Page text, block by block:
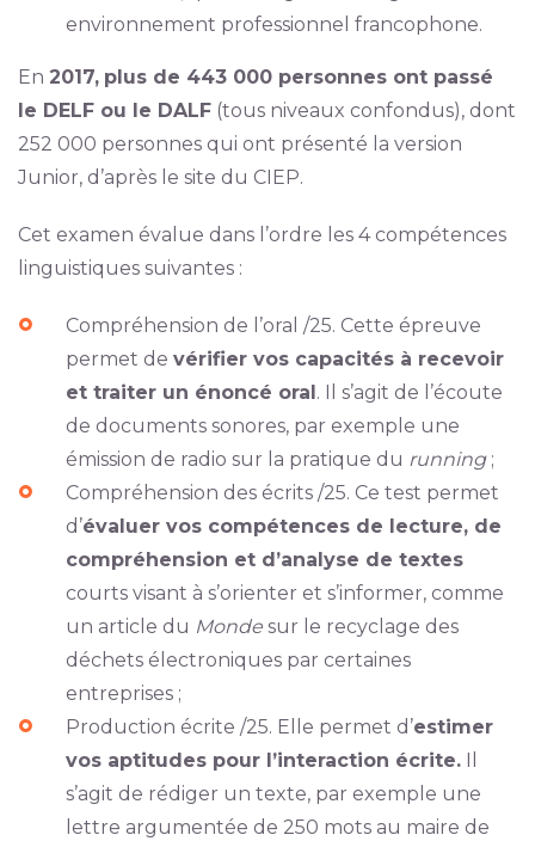
environnement professionnel francophone.
En 2017, plus de 443 000 personnes ont passé
le DELF ou le DALF(tous niveaux confondus), dont
252 000 personnes qui ont présenté la version
Junior, d’après le site du CIEP.
Cet examen évalue dans l’ordre les 4 compétences
linguistiques suivantes :
Compréhension de l’oral /25. Cette épreuve
permet de vérifier vos capacités à recevoir
et traiter un énoncé oral . Il s’agit de l’écoute
de documents sonores, par exemple une
émission de radio sur la pratique du running;
Compréhension des écrits /25. Ce test permet
d’évaluer vos compétences de lecture, de
compréhension et d’analyse de textes
courts visant à s’orienter et s’informer, comme
un article du Mondesur le recyclage des
déchets électroniques par certaines
entreprises ;
Production écrite /25. Elle permet d’estimer
vos aptitudes pour l’interaction écrite.Il
s’agit de rédiger un texte, par exemple une
lettre argumentée de 250 mots au maire de